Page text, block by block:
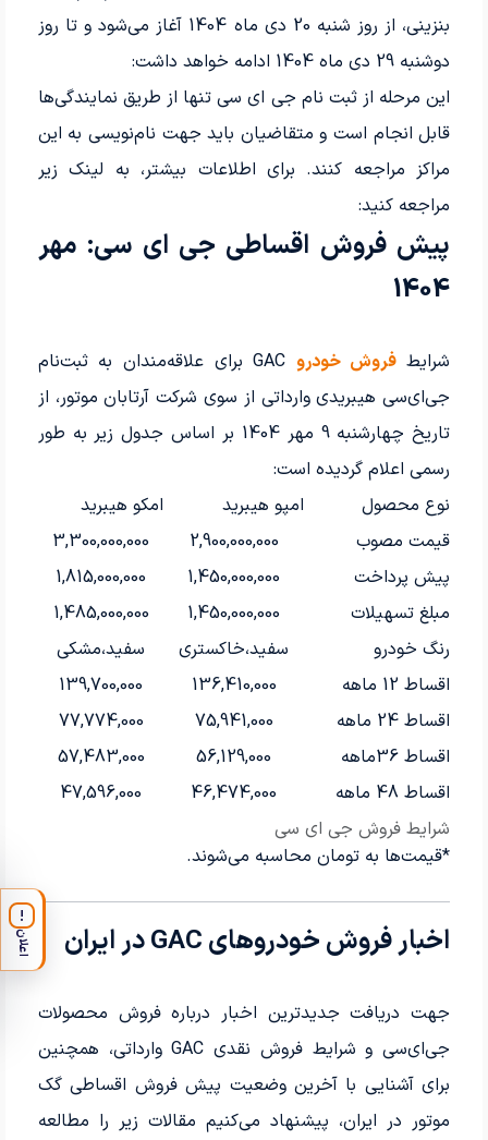
بنزینی، از روز شنبه 20 دی ماه 1404 آغاز می‌شود و تا روز
دوشنبه 29 دی ماه 1404 ادامه خواهد داشت:
این مرحله از ثبت نام جی ای سی تنها از طریق نمایندگی‌ها
قابل انجام است و متقاضیان باید جهت نام‌نویسی به این
مراکز مراجعه کنند. برای اطلاعات بیشتر، به لینک زیر
مراجعه کنید:
پیش فروش اقساطی جی ای سی: مهر
1404
شرایطفروش خودرو
GAC برای علاقه‌مندان به ثبت‌نام
جی‌ای‌سی هیبریدی وارداتی از سوی شرکت آرتابان موتور، از
تاریخ چهارشنبه 9 مهر 1404 بر اساس جدول زیر به طور
رسمی اعلام گردیده است:
شرایط فروش جی ای سی
نوع محصول امپو هیبرید
امکو هیبرید
قیمت مصوب
2,900,000,000
3,300,000,000
پیش پرداخت
1,450,000,000
1,815,000,000
مبلغ تسهیلات
1,450,000,000
1,485,000,000
رنگ خودرو
سفید،خاکستری
سفید،مشکی
اقساط 12 ماهه
136,410,000
139,700,000
اقساط 24 ماهه
75,941,000
77,774,000
اقساط 36ماهه
56,129,000
57,483,000
اقساط 48 ماهه
46,474,000
47,596,000
*قیمت‌ها به تومان محاسبه می‌شوند.
اخبار فروش خودروهای GAC در ایران
جهت دریافت جدیدترین اخبار درباره فروش محصولات
جی‌ای‌سی و شرایط فروش نقدی GAC وارداتی، همچنین
برای آشنایی با آخرین وضعیت پیش فروش اقساطی گک
موتور در ایران، پیشنهاد می‌کنیم مقالات زیر را مطالعه
!
اعلان